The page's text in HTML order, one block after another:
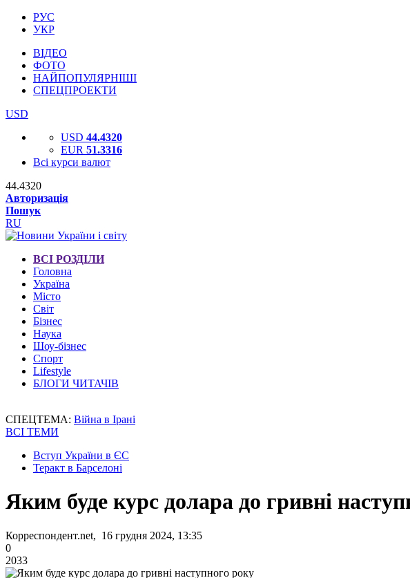
РУС
УКР
ВІДЕО
ФОТО
НАЙПОПУЛЯРНІШІ
СПЕЦПРОЕКТИ
USD
USD 44.4320
EUR 51.3316
Всі курси валют
44.4320
Авторизація
Пошук
RU
ВСІ РОЗДІЛИ
Головна
Україна
Місто
Світ
Бізнес
Наука
Шоу-бізнес
Спорт
Lifestyle
БЛОГИ ЧИТАЧІВ
СПЕЦТЕМА: Війна в Ірані
ВСІ ТЕМИ
Вступ України в ЄС
Теракт в Барселоні
Яким буде курс долара до гривні
Корреспондент.net, 16 грудня 2024, 13:35
0
2033